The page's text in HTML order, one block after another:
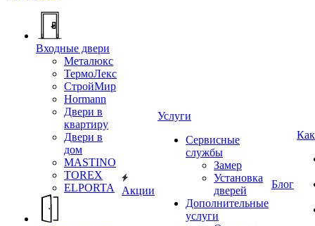
Входные двери
Металюкс
ТермоЛекс
СтройМир
Hormann
Двери в
квартиру
Двери в
дом
MASTINO
TOREX
ELPORTA
Акции
Услуги
Сервисные
службы
Замер
Установка
дверей
Дополнительные
услуги
Блог